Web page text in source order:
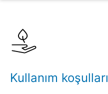
İlgili ürünler
Kullanım koşulları